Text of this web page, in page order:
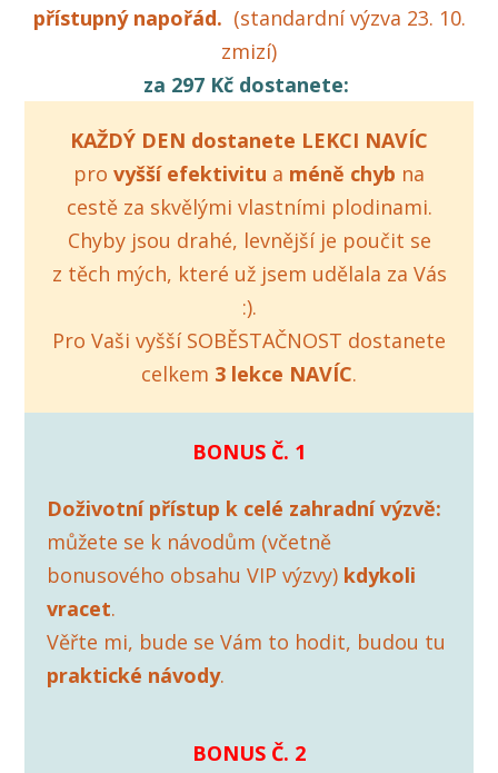
přístupný napořád. (standardní výzva 23. 10.
zmizí)
za 297 Kč dostanete:
KAŽDÝ DEN dostanete LEKCI NAVÍC
pro vyšší efektivitu a méně chyb na
cestě za skvělými vlastními plodinami.
Chyby jsou drahé, levnější je poučit se
z těch mých, které už jsem udělala za Vás
:).
Pro Vaši vyšší SOBĚSTAČNOST dostanete
celkem 3 lekce NAVÍC.
BONUS Č. 1
Doživotní přístup k celé zahradní výzvě:
můžete se k návodům (včetně
bonusového obsahu VIP výzvy) kdykoli
vracet.
Věřte mi, bude se Vám to hodit, budou tu
praktické návody.
BONUS Č. 2